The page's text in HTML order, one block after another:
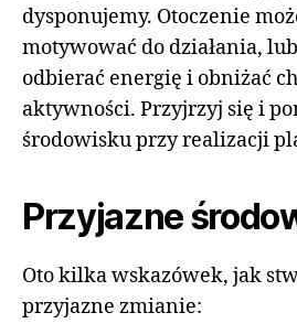
dysponujemy. Otoczenie
motywować do działania,
odbierać energię i obniżać
aktywności. Przyjrzyj się i
środowisku przy realizacji
Przyjazne
Oto kilka wskazówek, jak
przyjazne zmianie: